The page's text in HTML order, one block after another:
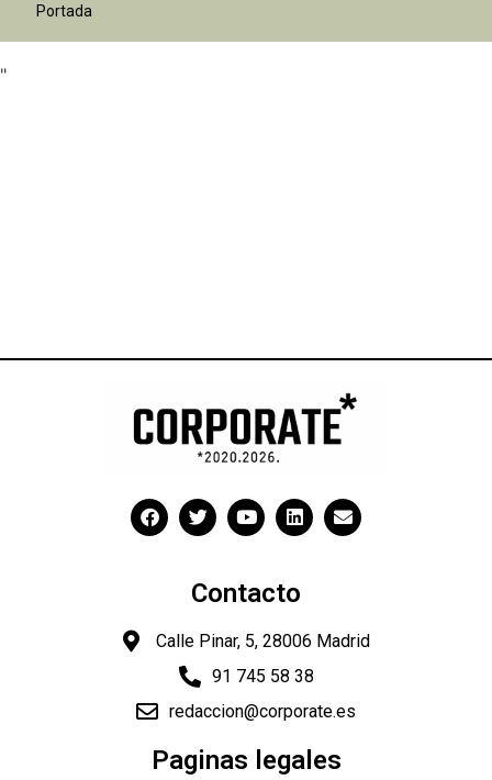
Portada
"
Contacto
Calle Pinar, 5, 28006 Madrid
91 745 58 38
redaccion@corporate.es
Paginas legales